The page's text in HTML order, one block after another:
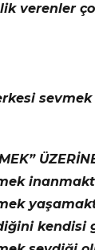
verenler
sevmek
kendisi